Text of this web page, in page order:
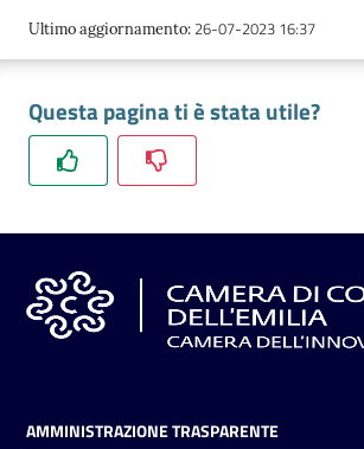
l'impresa
Promuovere
l'impresa
il
Tutelare
l'Impresa
Consumatore
Ultimo aggiornamento: 26-07-2023 16:37
Questa pagina ti è stata utile?
AMMINISTRAZIONE TRASPARENTE